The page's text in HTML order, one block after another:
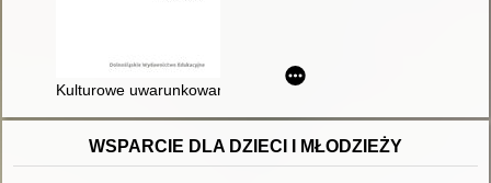
Kulturowe uwarunkowania procesów aktywizacyjnych
WSPARCIE DLA DZIECI I MŁODZIEŻY